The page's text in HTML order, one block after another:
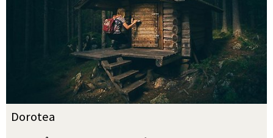
Dorotea